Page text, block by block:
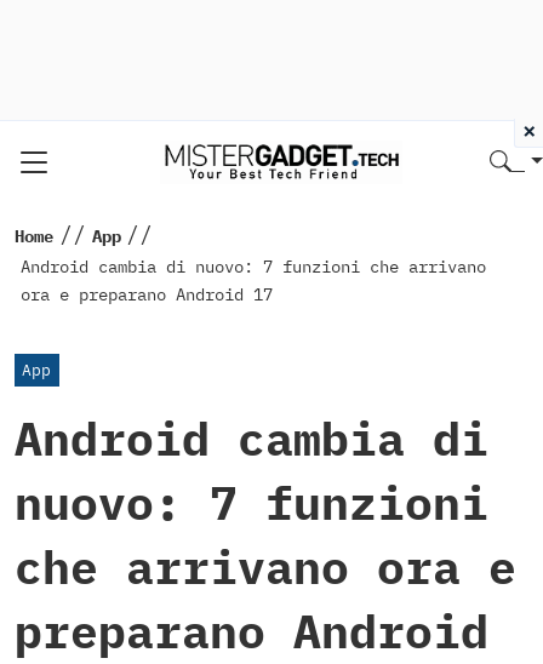
Home // App //
Android cambia di nuovo: 7 funzioni che arrivano
ora e preparano Android 17
App
Android cambia di
nuovo: 7 funzioni
che arrivano ora e
preparano Android
×